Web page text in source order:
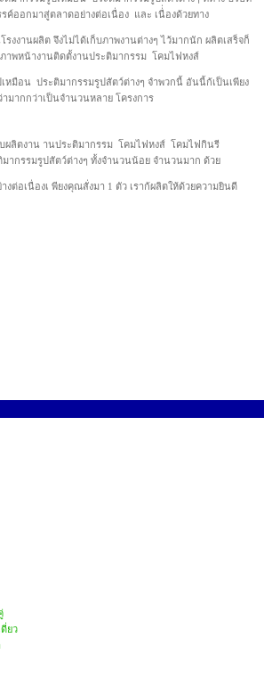
ค์ออกมาสู่ตลาดอย่างต่อเนื่อง และ เนื่่องด้วยทาง
รงงานผลิต จึงไม่ได้เก็บภาพงานต่างๆ ไว้มากนัก ผลิตเสร็จก็
าพหน้างานติดตั้งานประติมากรรม โคมไฟหงส์
มือน ประติมากรรมรูปสัตว์ต่างๆ จำพวกนี้ อันนี้ก้เป็นเพียง
มากกว่าเป็นจำนวนหลาย โครงการ
บผลิตงาน านประติมากรรม โคมไฟหงส์ โคมไฟกินรี
ากรรมรูปสัตว์ต่างๆ ทั้งจำนวนน้อย จำนวนมาก ด้วย
งต่อเนื่องเ พียงคุณสั่งมา 1 ตัว เราก้ผลิตให้ด้วยความยินดี
ยว